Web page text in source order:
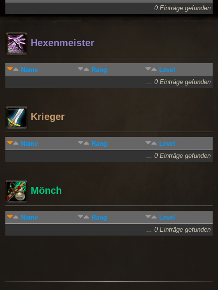
... 0 Einträge gefunden
Hexenmeister
Name Rang
Level
... 0 Einträge gefunden
Krieger
Name Rang
Level
... 0 Einträge gefunden
Mönch
Name Rang
Level
... 0 Einträge gefunden